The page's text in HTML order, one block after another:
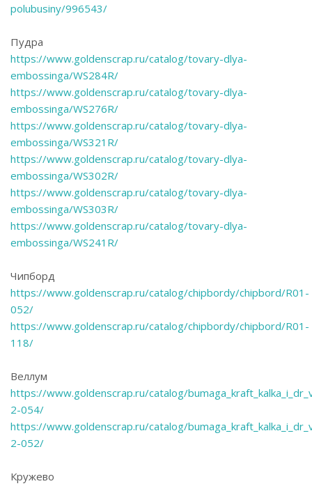
polubusiny/996543/
Пудра
https://www.goldenscrap.ru/catalog/tovary-dlya-
embossinga/WS284R/
https://www.goldenscrap.ru/catalog/tovary-dlya-
embossinga/WS276R/
https://www.goldenscrap.ru/catalog/tovary-dlya-
embossinga/WS321R/
https://www.goldenscrap.ru/catalog/tovary-dlya-
embossinga/WS302R/
https://www.goldenscrap.ru/catalog/tovary-dlya-
embossinga/WS303R/
https://www.goldenscrap.ru/catalog/tovary-dlya-
embossinga/WS241R/
Чипборд
https://www.goldenscrap.ru/catalog/chipbordy/chipbord/R01-
052/
https://www.goldenscrap.ru/catalog/chipbordy/chipbord/R01-
118/
Веллум
https://www.goldenscrap.ru/catalog/
2-054/
https://www.goldenscrap.ru/catalog/
2-052/
Кружево